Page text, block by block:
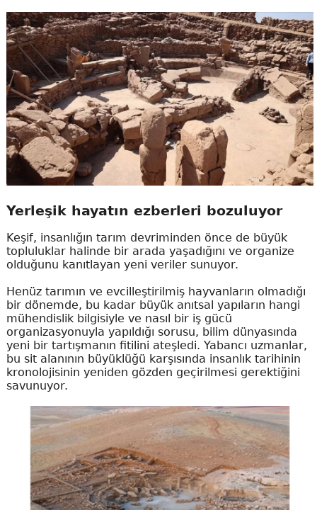
Yerleşik hayatın ezberleri bozuluyor
Keşif, insanlığın tarım devriminden önce de büyük
topluluklar halinde bir arada yaşadığını ve organize
olduğunu kanıtlayan yeni veriler sunuyor.
Henüz tarımın ve evcilleştirilmiş hayvanların olmadığı
bir dönemde, bu kadar büyük anıtsal yapıların hangi
mühendislik bilgisiyle ve nasıl bir iş gücü
organizasyonuyla yapıldığı sorusu, bilim dünyasında
yeni bir tartışmanın fitilini ateşledi. Yabancı uzmanlar,
bu sit alanının büyüklüğü karşısında insanlık tarihinin
kronolojisinin yeniden gözden geçirilmesi gerektiğini
savunuyor.